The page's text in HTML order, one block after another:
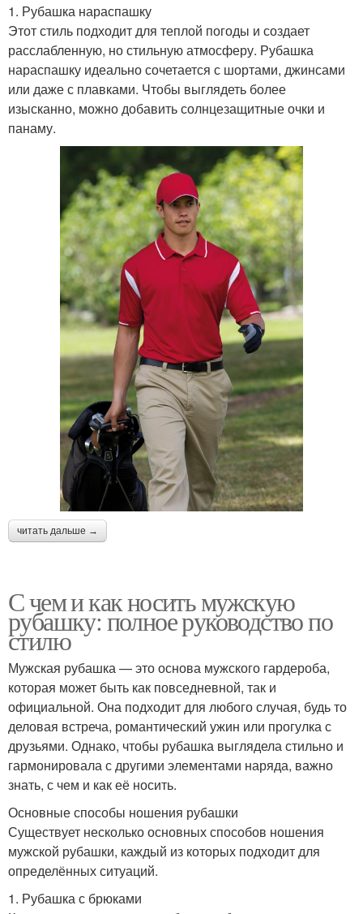
1. Рубашка нараспашку
Этот стиль подходит для теплой погоды и создает
расслабленную, но стильную атмосферу. Рубашка
нараспашку идеально сочетается с шортами, джинсами
или даже с плавками. Чтобы выглядеть более
изысканно, можно добавить солнцезащитные очки и
панаму.
читать дальше →
С чем и как носить мужскую
рубашку: полное руководство по
стилю
Мужская рубашка — это основа мужского гардероба,
которая может быть как повседневной, так и
официальной. Она подходит для любого случая, будь то
деловая встреча, романтический ужин или прогулка с
друзьями. Однако, чтобы рубашка выглядела стильно и
гармонировала с другими элементами наряда, важно
знать, с чем и как её носить.
Основные способы ношения рубашки
Существует несколько основных способов ношения
мужской рубашки, каждый из которых подходит для
определённых ситуаций.
1. Рубашка с брюками